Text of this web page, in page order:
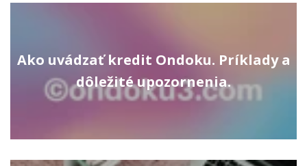
Ako uvádzať kredit Ondoku. Príklady a
dôležité upozornenia.